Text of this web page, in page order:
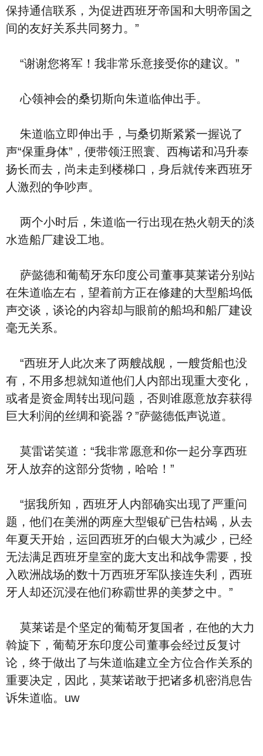
保持通信联系，为促进西班牙帝国和大明帝国之
间的友好关系共同努力。”
“谢谢您将军！我非常乐意接受你的建议。”
心领神会的桑切斯向朱道临伸出手。
朱道临立即伸出手，与桑切斯紧紧一握说了
声“保重身体”，便带领汪照寰、西梅诺和冯升泰
扬长而去，尚未走到楼梯口，身后就传来西班牙
人激烈的争吵声。
两个小时后，朱道临一行出现在热火朝天的淡
水造船厂建设工地。
萨懿德和葡萄牙东印度公司董事莫莱诺分别站
在朱道临左右，望着前方正在修建的大型船坞低
声交谈，谈论的内容却与眼前的船坞和船厂建设
毫无关系。
“西班牙人此次来了两艘战舰，一艘货船也没
有，不用多想就知道他们人内部出现重大变化，
或者是资金周转出现问题，否则谁愿意放弃获得
巨大利润的丝绸和瓷器？”萨懿德低声说道。
莫雷诺笑道：“我非常愿意和你一起分享西班
牙人放弃的这部分货物，哈哈！”
“据我所知，西班牙人内部确实出现了严重问
题，他们在美洲的两座大型银矿已告枯竭，从去
年夏天开始，运回西班牙的白银大为减少，已经
无法满足西班牙皇室的庞大支出和战争需要，投
入欧洲战场的数十万西班牙军队接连失利，西班
牙人却还沉浸在他们称霸世界的美梦之中。”
莫莱诺是个坚定的葡萄牙复国者，在他的大力
斡旋下，葡萄牙东印度公司董事会经过反复讨
论，终于做出了与朱道临建立全方位合作关系的
重要决定，因此，莫莱诺敢于把诸多机密消息告
诉朱道临。uw